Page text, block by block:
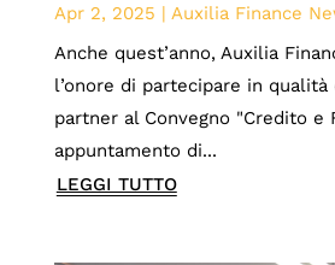
Apr 2, 2025 | Auxilia Finance
Anche quest’anno, Auxilia
l’onore di partecipare in
partner al Convegno "Credito e
appuntamento di...
LEGGI TUTTO